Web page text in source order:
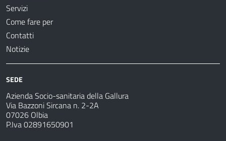
Servizi
Come fare per
Contatti
Notizie
SEDE
Azienda Socio-sanitaria della Gallura
Via Bazzoni Sircana n. 2-2A
07026 Olbia
P.Iva 02891650901